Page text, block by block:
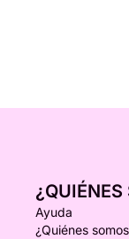
¿QUIÉNES
Ayuda
¿Quiénes